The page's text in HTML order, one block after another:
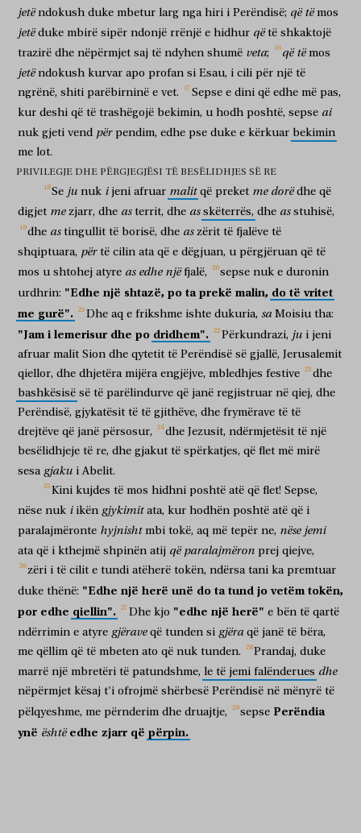
jetë ndokush duke mbetur larg nga hiri i Perëndisë; që të mos
jetë duke mbirë sipër ndonjë rrënjë e hidhur që të shkaktojë
trazirë dhe nëpërmjet saj të ndyhen shumë veta; që të mos
jetë ndokush kurvar apo profan si Esau, i cili për një të
ngrënë, shiti parëbirninë e vet. Sepse e dini që edhe më pas,
kur deshi që të trashëgojë bekimin, u hodh poshtë, sepse ai
nuk gjeti vend për pendim, edhe pse duke e kërkuar bekimin
me lot.
PRIVILEGJE DHE PËRGJEGJËSI TË BESËLIDHJES SË RE
Se ju nuk i jeni afruar malit që preket me dorë dhe që
digjet me zjarr, dhe as territ, dhe as skëterrës, dhe as stuhisë,
dhe as tingullit të borisë, dhe as zërit të fjalëve të
shqiptuara, për të cilin ata që e dëgjuan, u përgjëruan që të
mos u shtohej atyre as edhe një fjalë, sepse nuk e duronin
urdhrin: "Edhe një shtazë, po ta prekë malin, do të vritet
me gurë". Dhe aq e frikshme ishte dukuria, sa Moisiu tha:
"Jam i lemerisur dhe po dridhem". Përkundrazi, ju i jeni
afruar malit Sion dhe qytetit të Perëndisë së gjallë, Jerusalemit
qiellor, dhe dhjetëra mijëra engjëjve, mbledhjes festive
dhe
bashkësisë së të parëlindurve që janë regjistruar në qiej, dhe
Perëndisë, gjykatësit të të gjithëve, dhe frymërave të të
drejtëve që janë përsosur, dhe Jezusit, ndërmjetësit të një
besëlidhjeje të re, dhe gjakut të spërkatjes, që flet më mirë
sesa gjaku i Abelit.
Kini kujdes të mos hidhni poshtë atë që flet! Sepse,
nëse nuk i ikën gjykimit ata, kur hodhën poshtë atë që i
paralajmëronte hyjnisht mbi tokë, aq më tepër ne, nëse jemi
ata që i kthejmë shpinën atij që paralajmëron prej qiejve,
zëri i të cilit e tundi atëherë tokën, ndërsa tani ka premtuar
duke thënë: "Edhe një herë unë do ta tund jo vetëm tokën,
por edhe qiellin". Dhe kjo "edhe një herë" e bën të qartë
ndërrimin e atyre gjërave që tunden si gjëra që janë të bëra,
me qëllim që të mbeten ato që nuk tunden. Prandaj, duke
marrë një mbretëri të patundshme, le të jemi falënderues dhe
nëpërmjet kësaj t'i ofrojmë shërbesë Perëndisë në mënyrë të
pëlqyeshme, me përnderim dhe druajtje, sepse Perëndia
ynë është edhe zjarr që përpin.